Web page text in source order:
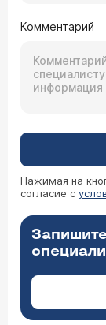
Комментарий
Нажимая на
согласие с